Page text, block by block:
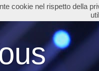
cookie nel rispetto della